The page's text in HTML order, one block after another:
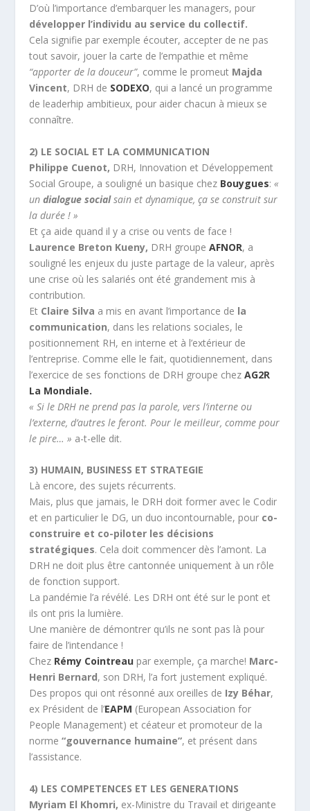
D’où l’importance d’embarquer les managers, pour
développer l’individu au service du collectif.
Cela signifie par exemple écouter, accepter de ne pas
tout savoir, jouer la carte de l’empathie et même
“apporter de la douceur”, comme le promeut Majda
Vincent, DRH de SODEXO, qui a lancé un programme
de leaderhip ambitieux, pour aider chacun à mieux se
connaître.
2) LE SOCIAL ET LA COMMUNICATION
Philippe Cuenot, DRH, Innovation et Développement
Social Groupe, a souligné un basique chez Bouygues:«
undialogue socialsain et dynamique, ça se construit sur
la durée ! »
Et ça aide quand il y a crise ou vents de face !
Laurence Breton Kueny, DRH groupeAFNOR, a
souligné les enjeux du juste partage de la valeur, après
une crise où les salariés ont été grandement mis à
contribution.
Et Claire Silva a mis en avant l’importance de la
communication, dans les relations sociales, le
positionnement RH, en interne et à l’extérieur de
l’entreprise. Comme elle le fait, quotidiennement, dans
l’exercice de ses fonctions de DRH groupe chezAG2R
La Mondiale.
« Si le DRH ne prend pas la parole, vers l’interne ou
l’externe, d’autres le feront. Pour le meilleur, comme pour
le pire… » a-t-elle dit.
3) HUMAIN, BUSINESS ET STRATEGIE
Là encore, des sujets récurrents.
Mais, plus que jamais, le DRH doit former avec le Codir
et en particulier le DG, un duo incontournable, pour co-
construire et co-piloter les décisions
stratégiques. Cela doit commencer dès l’amont. La
DRH ne doit plus être cantonnée uniquement à un rôle
de fonction support.
La pandémie l’a révélé. Les DRH ont été sur le pont et
ils ont pris la lumière.
Une manière de démontrer qu’ils ne sont pas là pour
faire de l’intendance !
Chez Rémy Cointreau par exemple, ça marche! Marc-
Henri Bernard, son DRH, l’a fort justement expliqué.
Des propos qui ont résonné aux oreilles de Izy Béhar,
ex Président de l’EAPM (European Association for
People Management) et céateur et promoteur de la
norme“gouvernance humaine”, et présent dans
l’assistance.
4) LES COMPETENCES ET LES GENERATIONS
Myriam El Khomri, ex-Ministre du Travail et dirigeante